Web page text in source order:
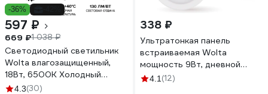
-36%
597 ₽
669 ₽1 038 ₽
Светодиодный светильник
Wolta влагозащищенный,
18Вт, 6500К Холодный
белый свет, IK08, IP65
4.3(30)
338 ₽
Ультратонкая панель
встраиваемая Wolta
мощность 9Вт, дневной
белый свет 4000К, IP40,
4.1 (12)